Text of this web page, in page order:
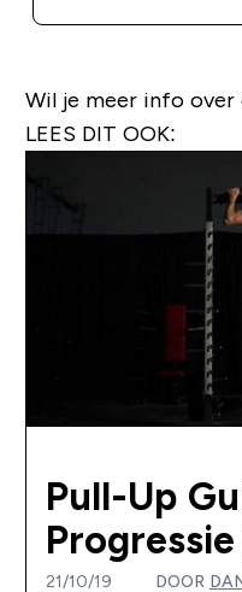
Wil je meer info over
LEES DIT OOK:
Pull-Up
21/10/19 DOOR